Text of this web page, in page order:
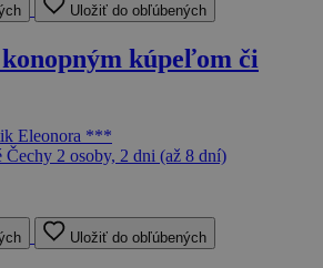
Uložiť do obľúbených
konopným kúpeľom či
Eleonora ***
Čechy 2 osoby, 2 dni (až 8 dní)
Uložiť do obľúbených